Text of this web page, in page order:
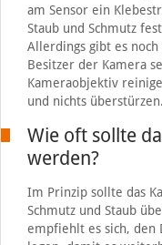
am Sensor ein
Staub und Schmutz
Allerdings gibt es
Besitzer der Kamera
Kameraobjektiv
und nichts überstürzen.
Wie oft sollte
werden?
Im Prinzip sollte das
Schmutz und Staub
empfiehlt es sich, den